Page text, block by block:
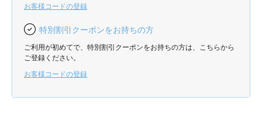
お客様コードの登録
特別割引クーポンをお持ちの方
ご利用が初めてで、特別割引クーポンをお持ちの方は、こちらから
ご登録ください。
お客様コードの登録